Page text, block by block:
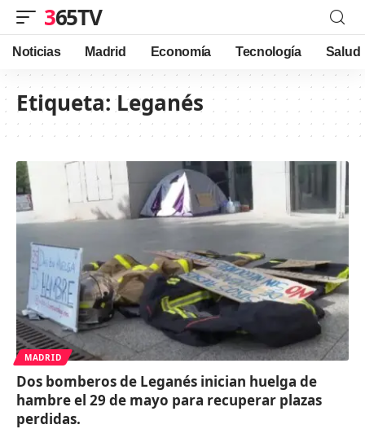
365TV
Noticias Madrid Economía Tecnología Salud
Etiqueta:Leganés
MADRID
Dos bomberos de Leganés inician huelga de
hambre el 29 de mayo para recuperar plazas
perdidas.